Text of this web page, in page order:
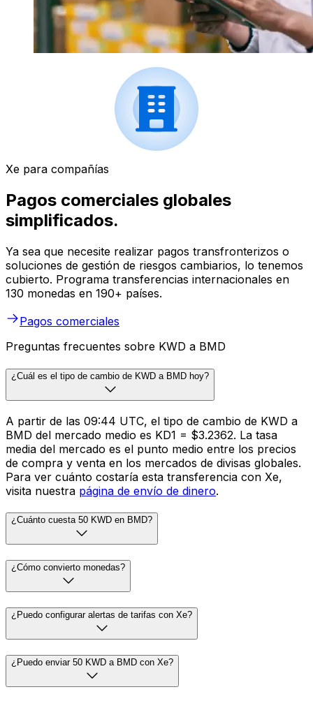
Xe para compañías
Pagos comerciales globales
simplificados.
Ya sea que necesite realizar pagos transfronterizos o
soluciones de gestión de riesgos cambiarios, lo tenemos
cubierto. Programa transferencias internacionales en
130 monedas en 190+ países.
Pagos comerciales
Preguntas frecuentes sobre KWD a BMD
¿Cuál es el tipo de cambio de KWD a BMD hoy?
A partir de las 09:44 UTC, el tipo de cambio de KWD a
BMD del mercado medio es KD1 = $3.2362. La tasa
media del mercado es el punto medio entre los precios
de compra y venta en los mercados de divisas globales.
Para ver cuánto costaría esta transferencia con Xe,
visita nuestra página de envío de dinero.
¿Cuánto cuesta 50 KWD en BMD?
¿Cómo convierto monedas?
¿Puedo configurar alertas de tarifas con Xe?
¿Puedo enviar 50 KWD a BMD con Xe?